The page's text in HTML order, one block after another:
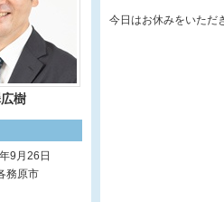
樹
9月26日
務原市
今日はお休みをいただ